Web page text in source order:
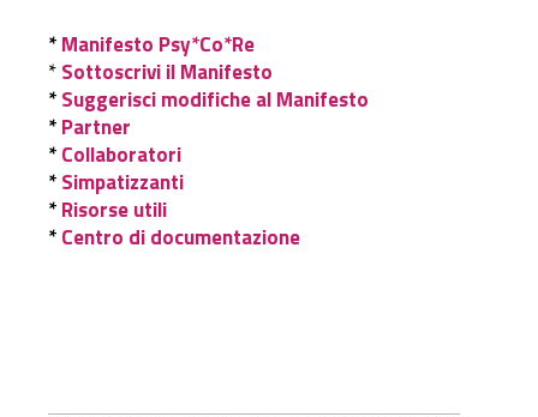
*Manifesto Psy*Co*Re
*Sottoscrivi il Manifesto
*Suggerisci modifiche al Manifesto
*Partner
*Collaboratori
*Simpatizzanti
*Risorse utili
*Centro di documentazione